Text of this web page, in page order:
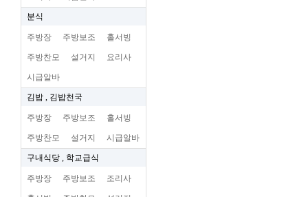
분식
주방장 주방보조 홀서빙
주방찬모 설거지 요리사
시급알바
김밥 , 김밥천국
주방장 주방보조 홀서빙
주방찬모 설거지 시급알바
구내식당 , 학교급식
주방장 주방보조 조리사